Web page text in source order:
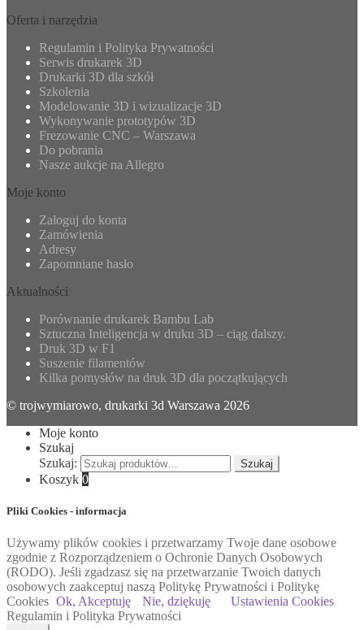
Oferta i narzędzia
Regulamin i Polityka Prywatności
Serwis drukarek 3D
Drukarki 3D dla szkół
Szkolenia
Modelowanie 3D i wizualizacje 3D
Wykonywanie prototypów 3D
Frezowanie CNC – Warszawa
Do pobrania
Nasze aukcje na Allegro
Moje konto
Zaloguj do konta
Zamówienia
Adresy
Zapomniane hasło
Aktualności
Porównanie drukarek Bambu Lab
Sztuczna Inteligencja w druku 3D – ciąg dalszy.
Druk 3D w F1
Suszenie filamentów
Kilka pomysłów na druk 3D dla początkujących
© trojwymiarowo, drukarki 3d Warszawa 2026
Moje konto
Szukaj
Szukaj:
Szukaj
Koszyk 0
Pliki Cookies - informacja
Używamy plików cookies i przetwarzamy Twoje dane osobowe
zgodnie z Rozporządzeniem o Ochronie Danych Osobowych
(RODO). Jeśli zgadzasz się na przetwarzanie Twoich danych
osobowych zaakceptuj naszą Politykę Prywatności i Politykę
Cookies Ok, Akceptuję Nie, dziękuję
Ustawienia Cookies
Regulamin i Polityka Prywatności